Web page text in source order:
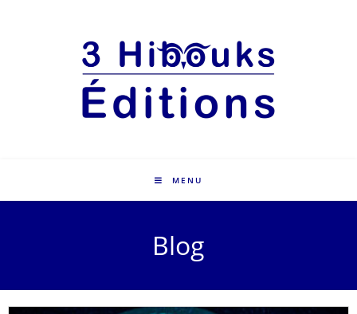
MENU
Blog